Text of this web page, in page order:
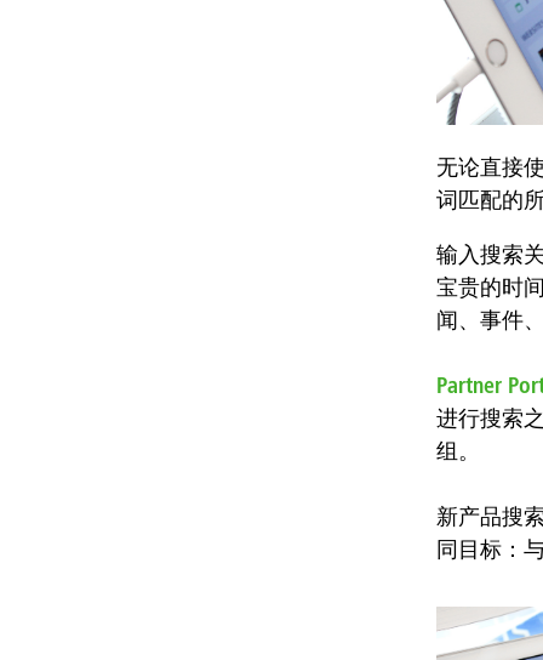
无论直接
词匹配的
输入搜索
宝贵的时
闻、事件
Partner
进行搜索
组。
新产品搜
同目标：